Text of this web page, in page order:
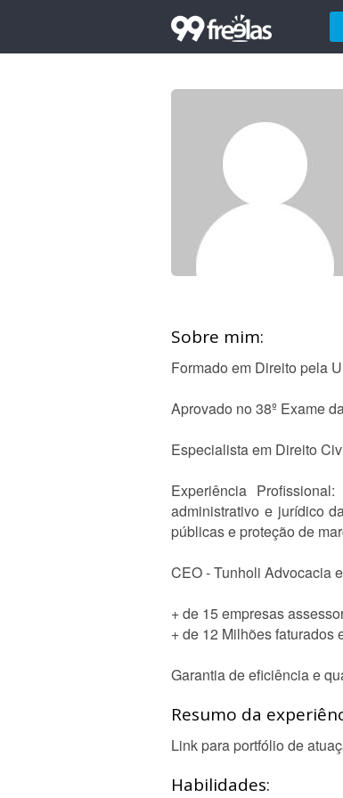
Sobre mim:
Formado em Direito pela
Aprovado no 38º Exame
Especialista em Direito
Experiência
administrativo e jurídico
públicas e proteção de
CEO - Tunholi Advocacia
+ de 15 empresas
+ de 12 Milhões faturados
Garantia de eficiência e
Resumo da
Link para portfólio de
Habilidades: